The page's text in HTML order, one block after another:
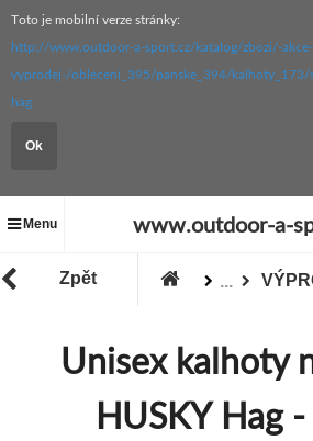
Toto je mobilní verze stránky:
http://www.outdoor-a-sport.cz/katalog/zbozi/-
vyprodej-/obleceni_395/panske_394/
hag
Ok
Menu www.outdoor-a-
Zpět ...
Unisex kalhoty
HUSKY Hag